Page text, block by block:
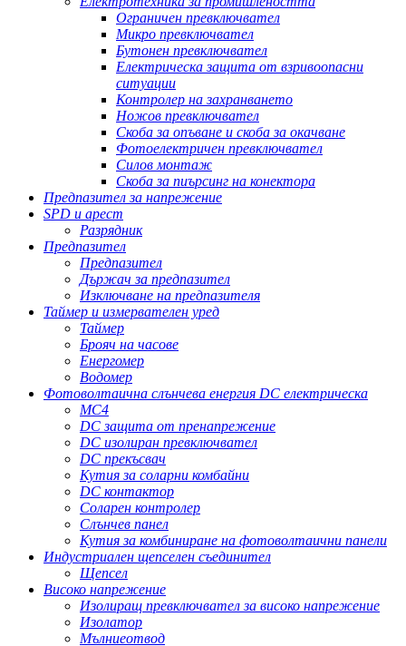
Ограничен превключвател
Микро превключвател
Бутонен превключвател
Електрическа защита от взривоопасни
ситуации
Контролер на захранването
Ножов превключвател
Скоба за опъване и скоба за окачване
Фотоелектричен превключвател
Силов монтаж
Скоба за пиърсинг на конектора
Предпазител за напрежение
SPD и арест
Разрядник
Предпазител
Предпазител
Държач за предпазител
Изключване на предпазителя
Таймер и измервателен уред
Таймер
Брояч на часове
Енергомер
Водомер
Фотоволтаична слънчева енергия DC електрическа
MC4
DC защита от пренапрежение
DC изолиран превключвател
DC прекъсвач
Кутия за соларни комбайни
DC контактор
Соларен контролер
Слънчев панел
Кутия за комбиниране на фотоволтаични панели
Индустриален щепселен съединител
Щепсел
Високо напрежение
Изолиращ превключвател за високо напрежение
Изолатор
Мълниеотвод